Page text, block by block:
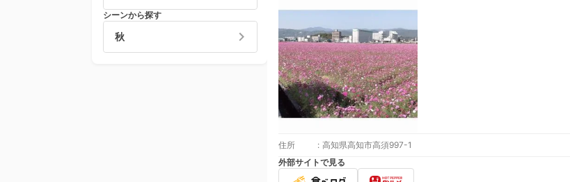
シーンから探す
秋
住所 : 高知県高知市高須997-1
外部サイトで見る